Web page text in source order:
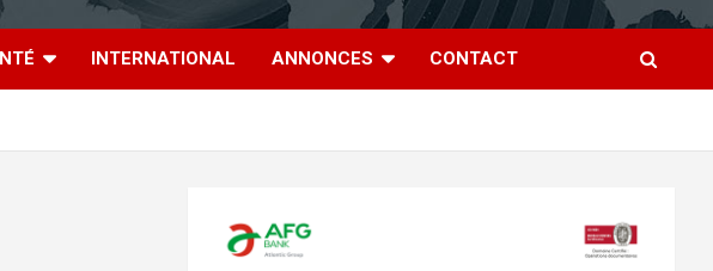
INTERNATIONAL ANNONCES CONTACT